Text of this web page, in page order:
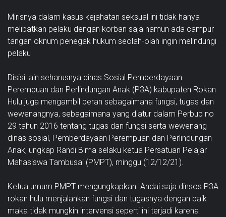
Mirisnya dalam kasus kejahatan seksual ini tidak hanya
melibatkan pelaku dengan korban saja namun ada campur
tangan oknum penegak hukum seolah-olah ingin melindungi
pelaku
Disisi lain seharusnya dinas Sosial Pemberdayaan
Perempuan dan Perlindungan Anak (P3A) kabupaten Rokan
Hulu juga mengambil peran sebagaimana fungsi, tugas dan
wewenangnya, sebagaimana yang diatur dalam Perbup no
29 tahun 2016 tentang tugas dan fungsi serta wewenang
dinas sosial, Pemberdayaan Perempuan dan Perlindungan
Anak,"ungkap Randi Bima selaku ketua Persatuan Pelajar
Mahasiswa Tambusai (PMPT), minggu (12/12/21).
Ketua umum PMPT mengungkapkan "Andai saja dinsos P3A
rokan hulu menjalankan fungsi dan tugasnya dengan baik
maka tidak mungkin intervensi seperti ini terjadi karena